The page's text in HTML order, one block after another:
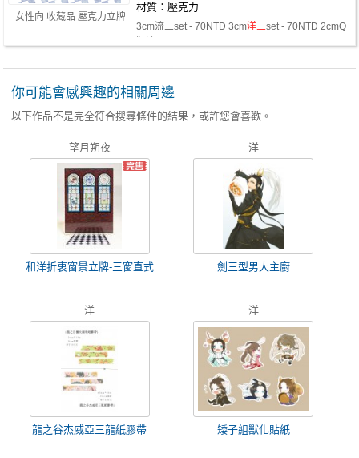
女性向 收藏品 壓克力立牌
材質：壓克力
3cm流三set - 70NTD 3cm洋三set - 70NTD 2cmQ
你可能會感興趣的相關周邊
以下作品不是完全符合搜尋條件的結果，或許您會喜歡。
望月朔夜
和洋折衷窗景立牌-三窗直式
洋
劍三型男大主廚
洋
龍之谷杰威亞三龍紙膠帶
洋
矮子組獸化貼紙